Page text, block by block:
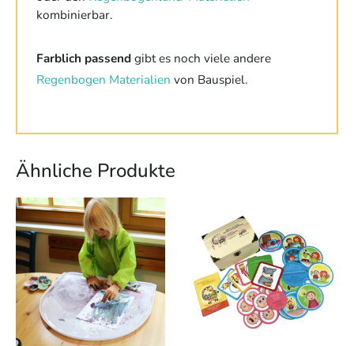
kombinierbar.
Farblich passendgibt es noch viele andere
Regenbogen Materialien von Bauspiel.
Ähnliche Produkte